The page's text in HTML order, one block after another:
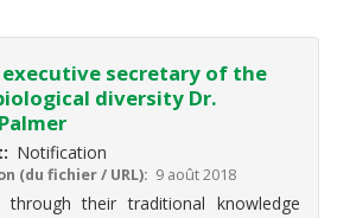
secretary of the
diversity Dr.
Notification
(du fichier / URL) 9 août 2018
through their traditional knowledge